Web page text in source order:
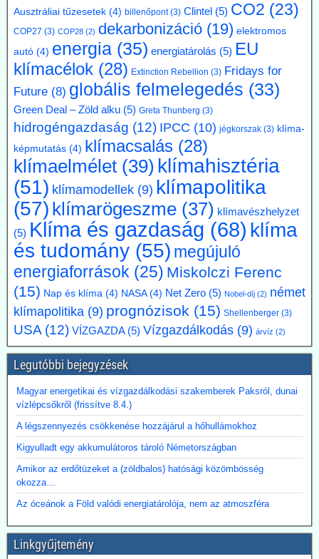
2026.07.17. Blackout News: A német RWE
vezérigazgatója a német - az uniós vállalásoknál
5 évvel előbbre hozott - klímacélok eltörlését kéri
Markus Krebber, az RWE vezérigazgatója azt követeli, hogy
hosszabbítsák meg a német klímacélok elérése határidejét, és a
klímasemlegességet 2045-ről 2050-re halasszák el. Úgy véli, hogy a
korábbi, az EU 2050-es célévétől eltérő német „különút” gazdasági
szempontból káros és klímapolitikai szempontból hatástalan.
Vassiliadis, szakszervezeti vezetője támogatja a kezdeményezést,
mivel a magas energiaköltségek, a gyenge konjunktúra és a rövid
beruházási határidők elsősorban az energiaintenzív vállalkozásokat
terhelik. A törvényes cél azonban továbbra is érvényben marad,
amíg a Bundestag nem módosítja az éghajlatvédelmi törvényt.
Kommentárunk: Az öt év halasztás kb. annyit jelent, mint
fuldoklónak a szalmaszál. És evvel a két idézett vezető is tisztában
van.
2026.07.17. Műszaki Magazin: A BME kutatói
segítenek kideríteni, hogyan lehetne Budapestre
vinni a paksi hőt
Az atomerőmű hulladékhőjének a fővárosi távfűtésben történő
hasznosítása gazdasági és környezetvédelmi szempontból is
ígéretes elképzelés.
A főváros távhőrendszerét üzemeltető Budapesti Közművek (BKM)
több hónapig tartó tárgyalások után megbízási szerződést kötött a
BME-vel egy döntést megalapozó tanulmány közös elkészítésére a
Paksi Atomerőmű hőjének a fővárosi távfűtési rendszerbe való
eljuttatása lehetőségéről.
Ausztráliai tűzesetek (4) billenőpont(3) Clintel (5) CO2 (23)
COP27 (3) COP28 (2) dekarbonizáció (19) elektromos
autó (4) energia (35) energiatárolás (5) EU
klímacélok (28) Extinction Rebellion (3) Fridays for
Future (8) globális felmelegedés (33)
Green Deal – Zöld alku (5) Greta Thunberg (3)
hidrogéngazdaság (12) IPCC (10) jégkorszak (3) klíma-
képmutatás (4) klímacsalás (28)
klímaelmélet (39) klímahisztéria
(51) klímamodellek (9) klímapolitika
(57) klímarögeszme (37) klímavészhelyzet
(5) Klíma és gazdaság (68) klíma
és tudomány (55) megújuló
energiaforrások (25) Miskolczi Ferenc
(15) Nap és klíma (4) NASA(4) Net Zero (5) Nobel-díj (2) német
klímapolitika (9) prognózisok (15) Shellenberger (3)
USA (12) VÍZGAZDA(5) Vízgazdálkodás (9) árvíz (2)
Legutóbbi bejegyzések
Magyar energetikai és vízgazdálkodási szakemberek Paksról, dunai
vízlépcsőkről (frissítve 8.4.)
A légszennyezés csökkenése hozzájárul a hőhullámokhoz
Kigyulladt egy akkumulátoros tároló Németországban
Amikor az erdőtüzeket a (zöldbalos) hatósági közömbösség
okozza…
Az óceánok a Föld valódi energiatárolója, nem az atmoszféra
Linkgyűjtemény